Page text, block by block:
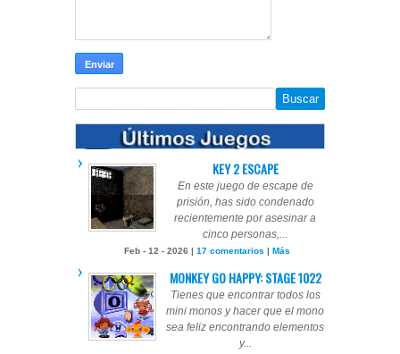
KEY 2 ESCAPE
En este juego de escape de
prisión, has sido condenado
recientemente por asesinar a
cinco personas,...
Feb - 12 - 2026 | 17 comentarios | Más
MONKEY GO HAPPY: STAGE 1022
Tienes que encontrar todos los
mini monos y hacer que el mono
sea feliz encontrando elementos
y...